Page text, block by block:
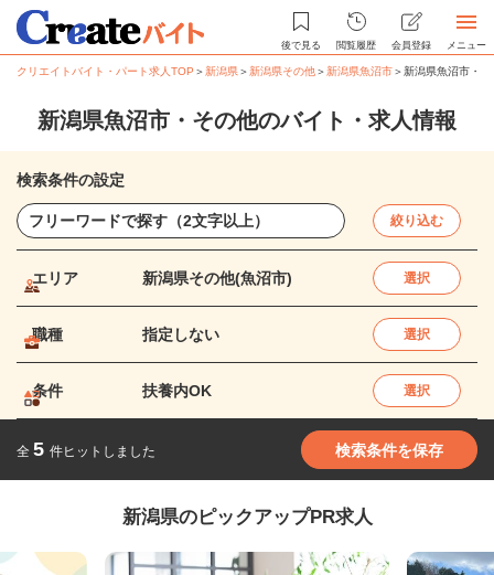
後で見る 閲覧履歴 会員登録 メニュー
クリエイトバイト・パート求人TOP ＞新潟県＞新潟県その他＞新潟県魚沼市＞新潟県魚沼市・
新潟県魚沼市・その他のバイト・求人情報
検索条件の設定
絞り込む
エリア 新潟県その他(魚沼市) 選択
職種 指定しない 選択
条件 扶養内OK 選択
全 5 件ヒットしました 検索条件を保存
新潟県のピックアップPR求人